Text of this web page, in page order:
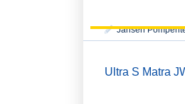
Jansen
Ultra S Matra